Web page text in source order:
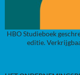
HBO Studieboek
editie.